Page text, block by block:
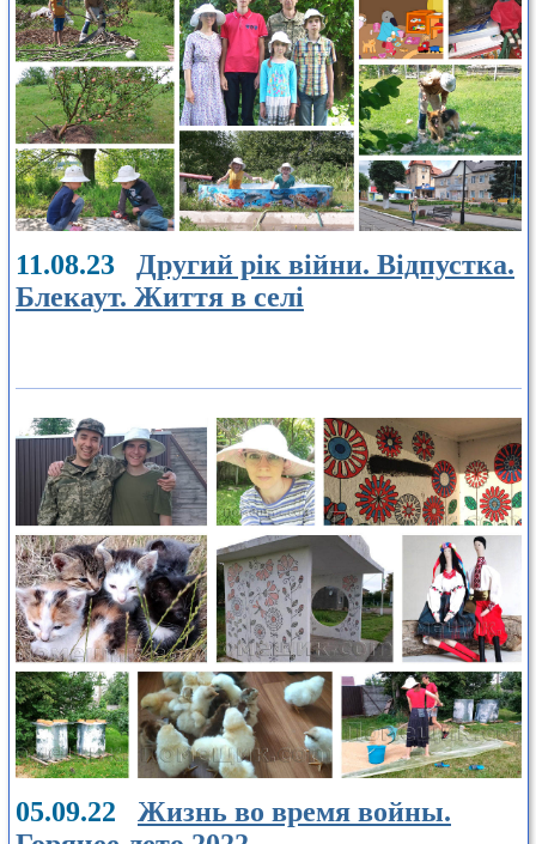
11.08.23 Другий рік війни. Відпустка.
Блекаут. Життя в селі
05.09.22 Жизнь во время войны.